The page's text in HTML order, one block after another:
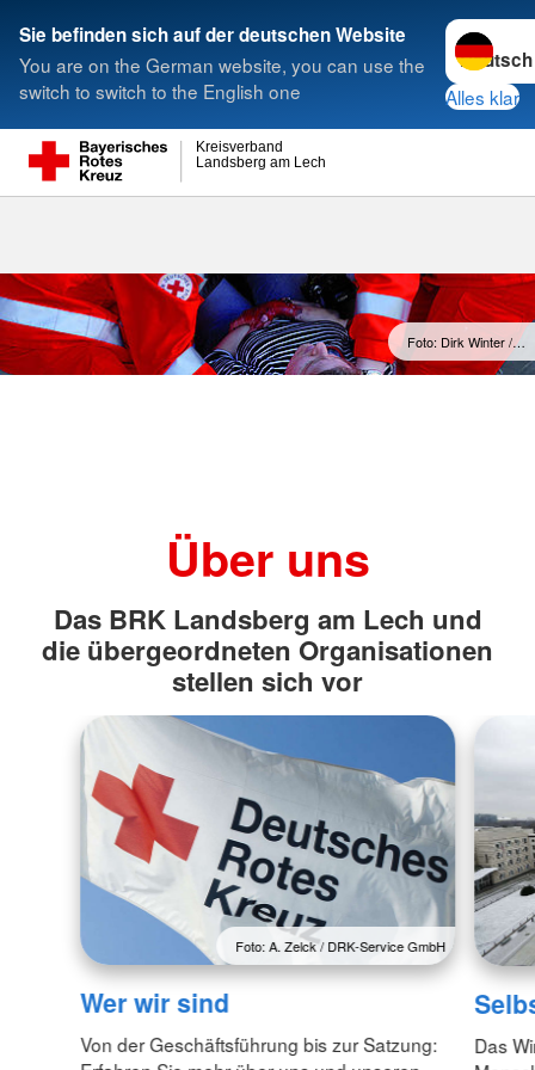
Sie befinden sich auf der deutschen Website
You are on the German website, you can use the
switch to switch to the English one
Sprache
Alles klar
Landsberg am Lech
Kreisverband
Suche
Foto: Dirk Winter /…
Über uns
Das BRK Landsberg am Lech und
die übergeordneten Organisationen
stellen sich vor
Foto: A. Zelck / DRK-Service GmbH
Wer wir sind
Von der Geschäftsführung bis zur Satzung:
Das